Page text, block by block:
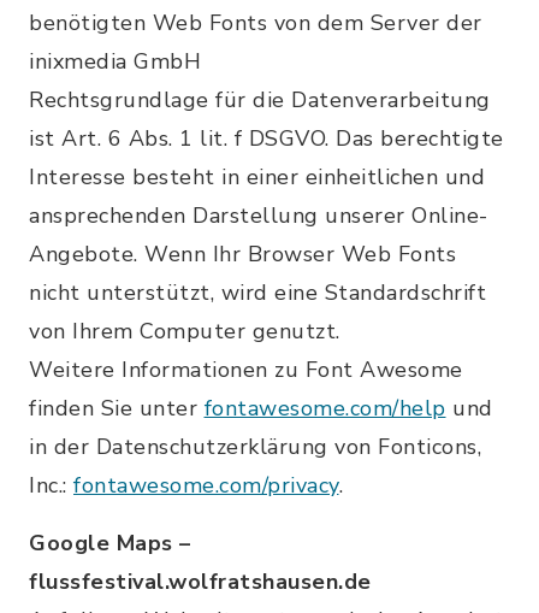
benötigten Web Fonts von dem Server der
inixmedia GmbH
Rechtsgrundlage für die Datenverarbeitung
ist Art. 6 Abs. 1 lit. f DSGVO. Das berechtigte
Interesse besteht in einer einheitlichen und
ansprechenden Darstellung unserer Online-
Angebote. Wenn Ihr Browser Web Fonts
nicht unterstützt, wird eine Standardschrift
von Ihrem Computer genutzt.
Weitere Informationen zu Font Awesome
finden Sie unter fontawesome.com/help und
in der Datenschutzerklärung von Fonticons,
Inc.: fontawesome.com/privacy.
Google Maps –
flussfestival.wolfratshausen.de